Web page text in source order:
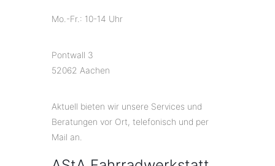
Mo.-Fr.: 10-14 Uhr
Pontwall 3
52062 Aachen
Aktuell bieten wir unsere Services und
Beratungen vor Ort, telefonisch und per
Mail an.